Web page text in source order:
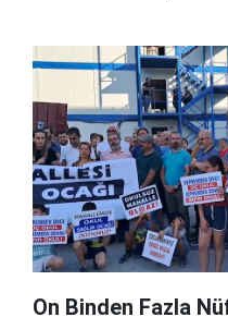
On Binden Fazla